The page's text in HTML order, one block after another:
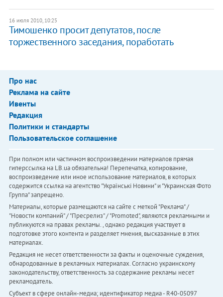
16 июля 2010, 10:25
Тимошенко просит депутатов, после
торжественного заседания, поработать
Про нас
Реклама на сайте
Ивенты
Редакция
Политики и стандарты
Пользовательское соглашение
При полном или частичном воспроизведении материалов прямая
гиперссылка на LB.ua обязательна! Перепечатка, копирование,
воспроизведение или иное использование материалов, в которых
содержится ссылка на агентство "Українськi Новини" и "Украинская Фото
Группа" запрещено.
Материалы, которые размещаются на сайте с меткой "Реклама" /
"Новости компаний" / "Пресрелиз" / "Promoted", являются рекламными и
публикуются на правах рекламы. , однако редакция участвует в
подготовке этого контента и разделяет мнения, высказанные в этих
материалах.
Редакция не несет ответственности за факты и оценочные суждения,
обнародованные в рекламных материалах. Согласно украинскому
законодательству, ответственность за содержание рекламы несет
рекламодатель.
Субъект в сфере онлайн-медиа; идентификатор медиа - R40-05097